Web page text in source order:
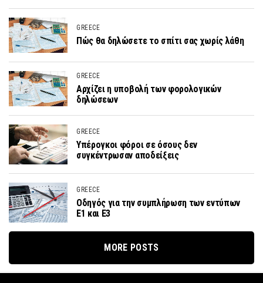
GREECE
Πώς θα δηλώσετε το σπίτι σας χωρίς λάθη
GREECE
Αρχίζει η υποβολή των φορολογικών
δηλώσεων
GREECE
Υπέρογκοι φόροι σε όσους δεν
συγκέντρωσαν αποδείξεις
GREECE
Οδηγός για την συμπλήρωση των εντύπων
Ε1 και Ε3
MORE POSTS